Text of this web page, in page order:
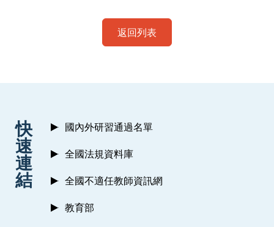
返回列表
快
速
連
結
國內外研習通過名單
全國法規資料庫
全國不適任教師資訊網
教育部